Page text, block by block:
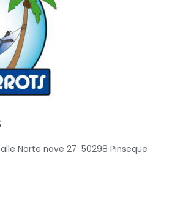
Norte nave 27 50298 Pinseque